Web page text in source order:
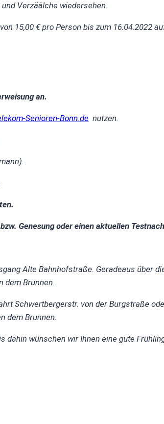
Verzäälche wiedersehen.
15,00 € pro Person bis zum 16.04.2022
an.
Senioren-Bonn.de nutzen.
Genesung oder einen aktuellen
Alte Bahnhofstraße. Geradeaus über
dem Brunnen.
Schwertbergerstr. von der Burgstraße
dem Brunnen.
dahin wünschen wir Ihnen eine gute